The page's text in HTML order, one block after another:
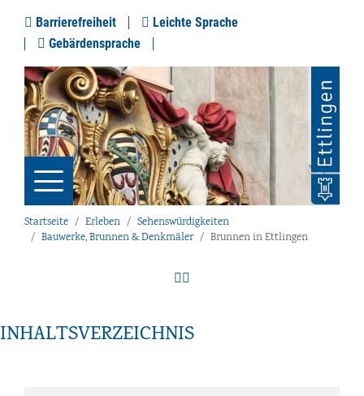
Barrierefreiheit
Leichte Sprache
Gebärdensprache
Startseite Erleben
Sehenswürdigkeiten
Bauwerke, Brunnen & Denkmäler
Brunnen in Ettlingen
INHALTSVERZEICHNIS